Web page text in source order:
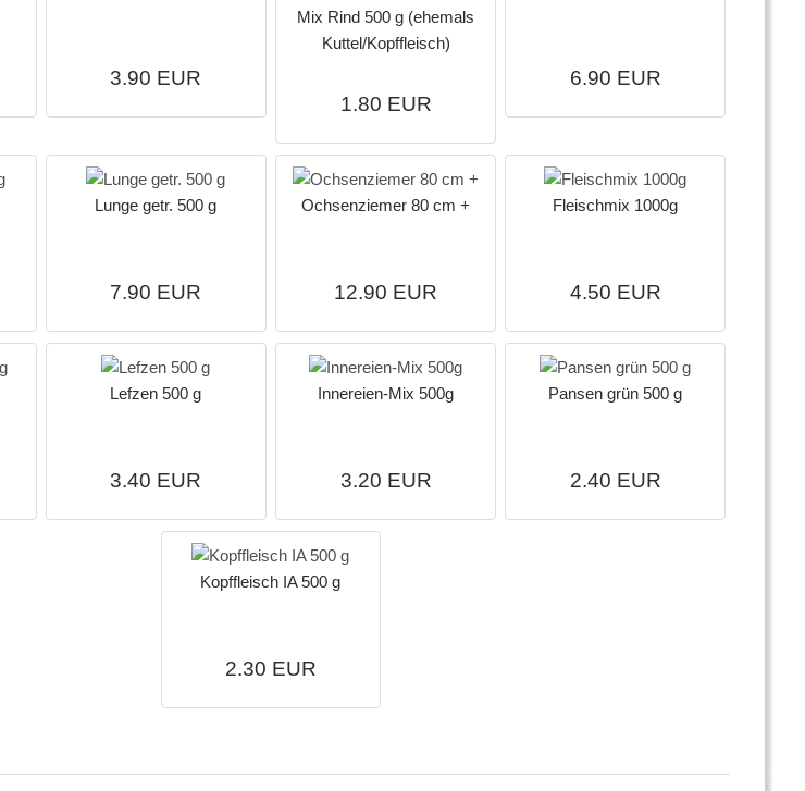
3.90 EUR
Mix Rind 500 g (ehemals
Kuttel/Kopffleisch)
1.80 EUR
6.90 EUR
Lunge getr. 500 g
7.90 EUR
Ochsenziemer 80 cm +
12.90 EUR
Fleischmix 1000g
4.50 EUR
Lefzen 500 g
3.40 EUR
Innereien-Mix 500g
3.20 EUR
Pansen grün 500 g
2.40 EUR
Kopffleisch IA 500 g
2.30 EUR